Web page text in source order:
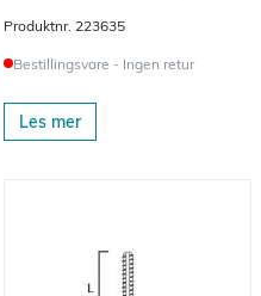
Produktnr. 223635
Bestillingsvare - Ingen retur
Les mer